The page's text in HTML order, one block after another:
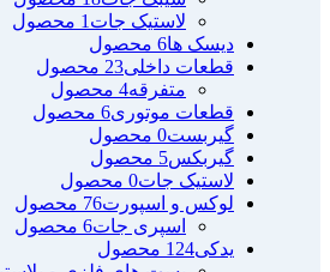
لاستیک جات 1 محصول
دیسک ها6 محصول
قطعات داخلی23 محصول
متفرقه4 محصول
قطعات موتوری6 محصول
گیربست0 محصول
گیربکس5 محصول
لاستیک جات0 محصول
لوکس و اسپورت76 محصول
اسپری جات6 محصول
یدکی124 محصول